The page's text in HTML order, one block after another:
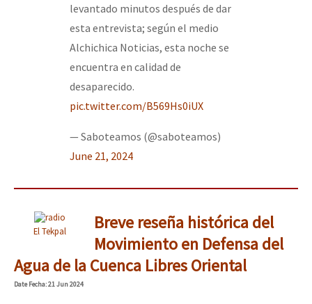
levantado minutos después de dar
esta entrevista; según el medio
Alchichica Noticias, esta noche se
encuentra en calidad de
desaparecido.
pic.twitter.com/B569Hs0iUX
— Saboteamos (@saboteamos)
June 21, 2024
El Tekpal
Breve reseña histórica del
Movimiento en Defensa del
Agua de la Cuenca Libres Oriental
DateFecha: 21 Jun 2024